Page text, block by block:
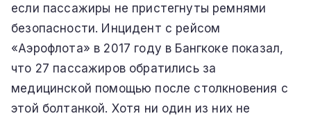
если пассажиры не пристегнуты ремнями
безопасности. Инцидент с рейсом
«Аэрофлота» в 2017 году в Бангкоке показал,
что 27 пассажиров обратились за
медицинской помощью после столкновения с
этой болтанкой. Хотя ни один из них не